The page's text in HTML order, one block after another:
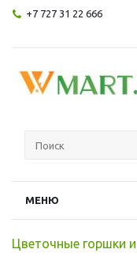
+7 727 31 22 666
МЕНЮ
Цветочные горшки